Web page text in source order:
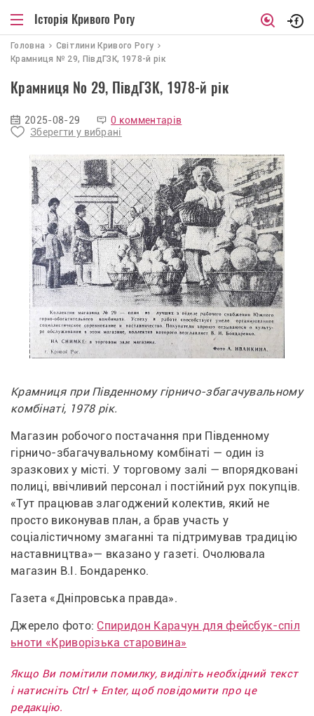
Історія Кривого Рогу
Головна
Світлини Кривого Рогу
Крамниця № 29, ПівдГЗК, 1978-й рік
Крамниця № 29, ПівдГЗК, 1978-й рік
2025-08-29
0 комментарів
Зберегти у вибрані
Крамниця при Південному гірничо-збагачувальному
комбінаті, 1978 рік.
Магазин робочого постачання при Південному
гірничо-збагачувальному комбінаті — один із
зразкових у місті. У торговому залі — впорядковані
полиці, ввічливий персонал і постійний рух покупців.
«Тут працював злагоджений колектив, який не
просто виконував план, а брав участь у
соціалістичному змаганні та підтримував традицію
наставництва»— вказано у газеті. Очолювала
магазин В.І. Бондаренко.
Газета «Дніпровська правда».
Джерело фото: Спиридон Карачун для фейсбук-спіл
ьноти «Криворізька старовина»
Якщо Ви помітили помилку, виділіть необхідний текст
і натисніть Ctrl + Enter, щоб повідомити про це
редакцію.